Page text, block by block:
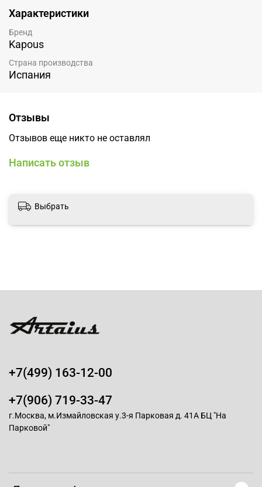
Характеристики
Бренд
Kapous
Страна производства
Испания
Отзывы
Отзывов еще никто не оставлял
Написать отзыв
Выбрать
+7(499) 163-12-00
+7(906) 719-33-47
г.Москва, м.Измайловская у.3-я Парковая д. 41А БЦ "На
Парковой"